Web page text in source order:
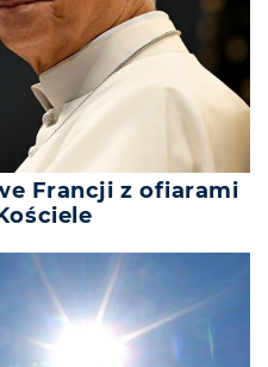
Francji z ofiarami